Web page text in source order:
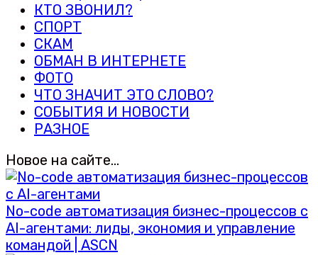
КТО ЗВОНИЛ?
СПОРТ
СКАМ
ОБМАН В ИНТЕРНЕТЕ
ФОТО
ЧТО ЗНАЧИТ ЭТО СЛОВО?
СОБЫТИЯ И НОВОСТИ
РАЗНОЕ
Новое на сайте…
No-code автоматизация бизнес-процессов с
AI-агентами: лиды, экономия и управление
командой | ASCN